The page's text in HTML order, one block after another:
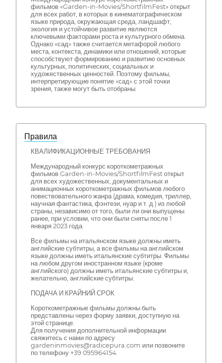
фильмов «Garden-in-Movies/ShortfilmFest» открыт
для всех работ, в которых в кинематографическом
языке природа, окружающая среда, ландшафт,
экология и устойчивое развитие являются
ключевыми факторами роста и культурного обмена.
Однако «сад» также считается метафорой любого
места, контекста, динамики или отношений, которые
способствуют формированию и развитию основных
культурных, политических, социальных и
художественных ценностей. Поэтому фильмы,
интерпретирующие понятие «сад» с этой точки
зрения, также могут быть отобраны.
Правила
КВАЛИФИКАЦИОННЫЕ ТРЕБОВАНИЯ
Международный конкурс короткометражных
фильмов Garden-in-Movies/ShortfilmFest открыт
для всех художественных, документальных и
анимационных короткометражных фильмов любого
повествовательного жанра (драма, комедия, триллер,
научная фантастика, фэнтези, нуар и т. д.) из любой
страны, независимо от того, были ли они выпущены
ранее, при условии, что они были сняты после 1
января 2023 года.
Все фильмы на итальянском языке должны иметь
английские субтитры, а все фильмы на английском
языке должны иметь итальянские субтитры. Фильмы
на любом другом иностранном языке (кроме
английского) должны иметь итальянские субтитры и,
желательно, английские субтитры.
ПОДАЧА И КРАЙНИЙ СРОК
Короткометражные фильмы должны быть
представлены через форму заявки, доступную на
этой странице.
Для получения дополнительной информации
свяжитесь с нами по адресу
gardeninmovies@radicepura.com или позвоните
по телефону +39 095964154.